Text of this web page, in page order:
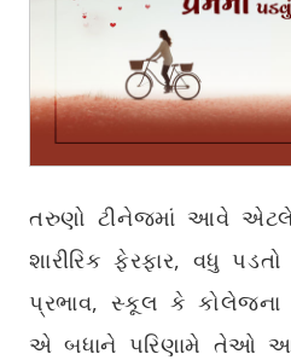
તરુણો ટીનેજમાં આવે
શારીરિક ફેરફાર, વધુ
પ્રભાવ, સ્કૂલ કે કોલેજના
એ બધાને પરિણામે તેઓ